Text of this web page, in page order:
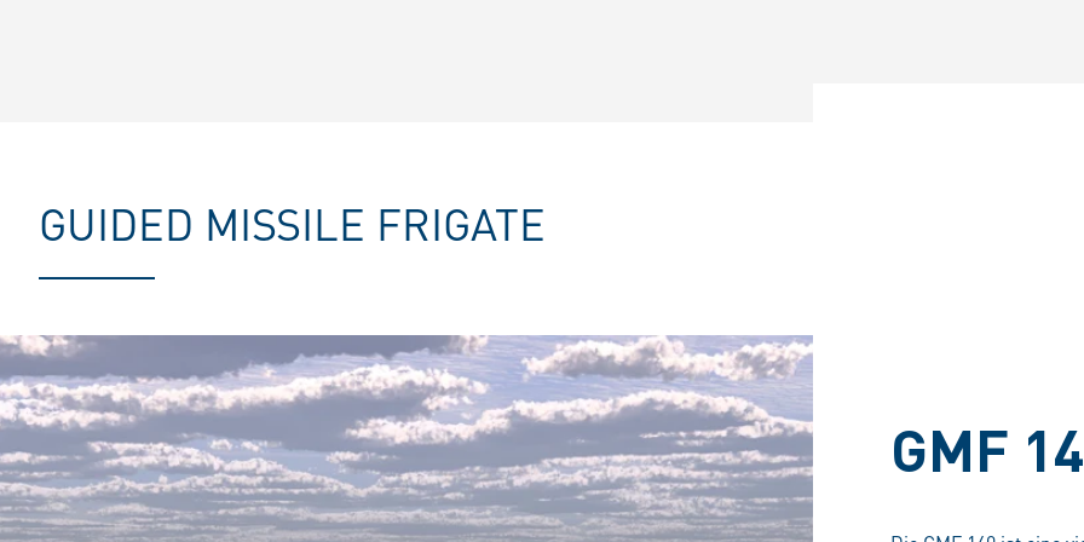
GUIDED MISSILE FRIGATE
GMF